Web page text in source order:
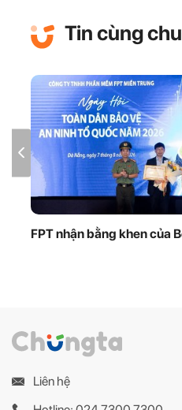
Tin cùng
FPT nhận bằng khen của
Liên hệ